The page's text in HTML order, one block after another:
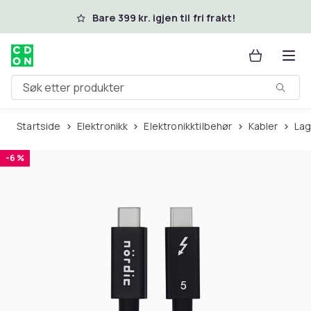
Hopp til hovedinnholdBare 399 kr. igjen til fri frakt!
Søk etter produkter
Startside Elektronikk Elektronikktilbehør Kabler
-6 %